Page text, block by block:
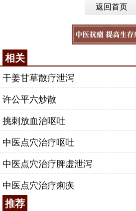
返回首页
相关
干姜甘草散疗泄泻
许公平六炒散
挑刺放血治呕吐
中医点穴治疗呕吐
中医点穴治疗脾虚泄泻
中医点穴治疗痢疾
推荐